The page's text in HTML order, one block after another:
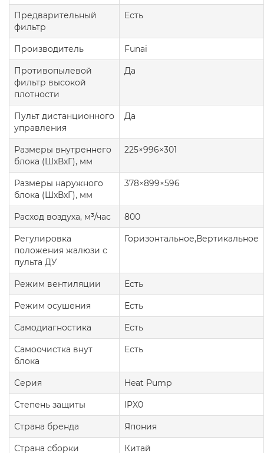
Предварительный
фильтр
Есть
Производитель Funai
Противопылевой
фильтр высокой
плотности
Да
Пульт дистанционного
управления
Да
Размеры внутреннего
блока (ШxВxГ), мм
225×996×301
Размеры наружного
блока (ШxВxГ), мм
378×899×596
Расход воздуха, м³/час 800
Регулировка
положения жалюзи с
пульта ДУ
Горизонтальное,Вертикальное
Режим вентиляции Есть
Режим осушения Есть
Самодиагностика Есть
Самоочистка внут
блока
Есть
Серия Heat Pump
Степень защиты IPX0
Страна бренда Япония
Страна сборки Китай